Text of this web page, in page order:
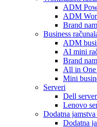
ADM
ADM
Brand
Business
ADM
AI mini
Brand
All in One
Mini
Serveri
Dell
Lenovo
Dodatna jamstva
Dodatna